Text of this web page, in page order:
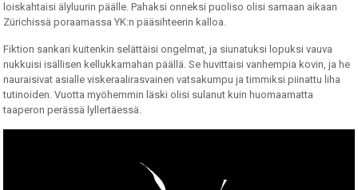
loiskahtaisi älyluurin päälle. Pahaksi onneksi puoliso olisi samaan aikaan
Zürichissä poraamassa YK:n pääsihteerin kalloa.
Fiktion sankari kuitenkin selättäisi ongelmat, ja siunatuksi lopuksi vauva
nukkuisi isällisen kellukkamahan päällä. Se huvittaisi vanhempia kovin, ja he
nauraisivat asialle viskeraalirasvainen vatsakumpu ja timmiksi piinattu liha
tutinoiden. Vuotta myöhemmin läski olisi sulanut kuin huomaamatta
taaperon perässä lyllertäessä.